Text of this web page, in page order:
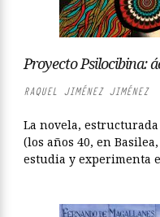
Proyecto Psilocibina:
RAQUEL JIMÉNEZ JIMÉNEZ
La novela,
(los años 40, en
estudia y experimenta